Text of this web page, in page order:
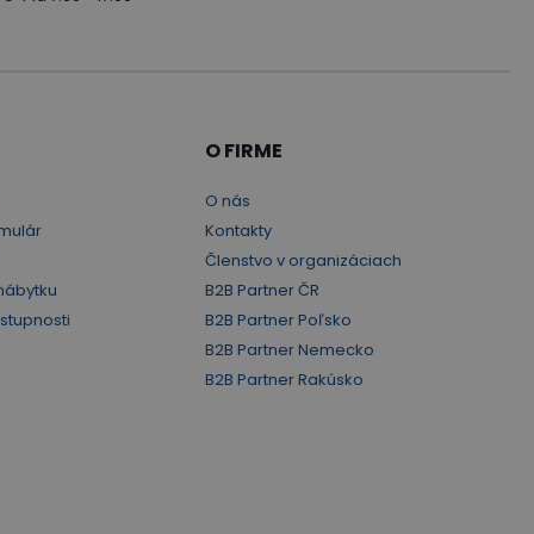
O FIRME
O nás
Kontakty
Členstvo v organizáciach
B2B Partner ČR
B2B Partner Poľsko
B2B Partner Nemecko
B2B Partner Rakúsko